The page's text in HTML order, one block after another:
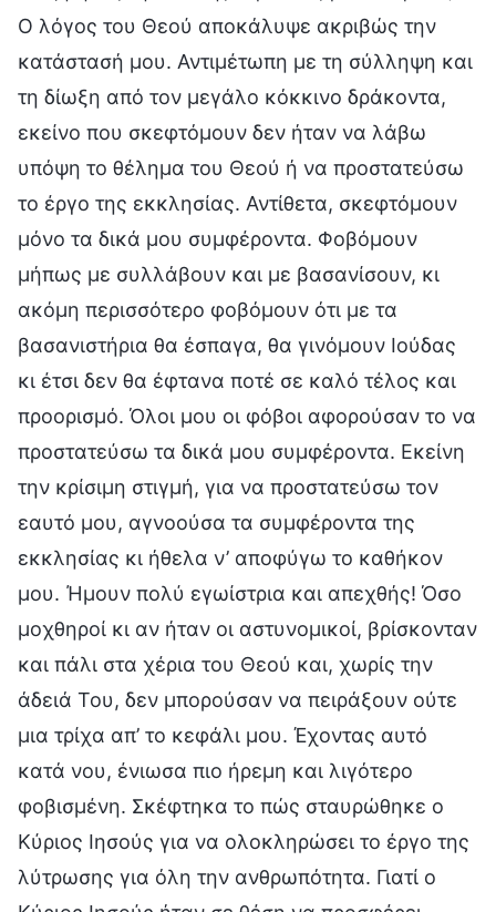
Ο λόγος του Θεού αποκάλυψε ακριβώς την
κατάστασή μου. Αντιμέτωπη με τη σύλληψη και
τη δίωξη από τον μεγάλο κόκκινο δράκοντα,
εκείνο που σκεφτόμουν δεν ήταν να λάβω
υπόψη το θέλημα του Θεού ή να προστατεύσω
το έργο της εκκλησίας. Αντίθετα, σκεφτόμουν
μόνο τα δικά μου συμφέροντα. Φοβόμουν
μήπως με συλλάβουν και με βασανίσουν, κι
ακόμη περισσότερο φοβόμουν ότι με τα
βασανιστήρια θα έσπαγα, θα γινόμουν Ιούδας
κι έτσι δεν θα έφτανα ποτέ σε καλό τέλος και
προορισμό. Όλοι μου οι φόβοι αφορούσαν το να
προστατεύσω τα δικά μου συμφέροντα. Εκείνη
την κρίσιμη στιγμή, για να προστατεύσω τον
εαυτό μου, αγνοούσα τα συμφέροντα της
εκκλησίας κι ήθελα ν’ αποφύγω το καθήκον
μου. Ήμουν πολύ εγωίστρια και απεχθής! Όσο
μοχθηροί κι αν ήταν οι αστυνομικοί, βρίσκονταν
και πάλι στα χέρια του Θεού και, χωρίς την
άδειά Του, δεν μπορούσαν να πειράξουν ούτε
μια τρίχα απ’ το κεφάλι μου. Έχοντας αυτό
κατά νου, ένιωσα πιο ήρεμη και λιγότερο
φοβισμένη. Σκέφτηκα το πώς σταυρώθηκε ο
Κύριος Ιησούς για να ολοκληρώσει το έργο της
λύτρωσης για όλη την ανθρωπότητα. Γιατί ο